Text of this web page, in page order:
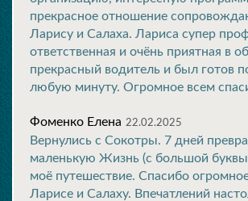
прекрасное отношение
Ларису и Салаха. Лариса супер
ответственная и очёнь приятная в
прекрасный водитель и был готов
любую минуту. Огромное всем
Фоменко Елена 22.02.2025
Вернулись с Сокотры. 7 дней
маленькую Жизнь (с большой
моё путешествие. Спасибо
Ларисе и Салаху. Впечатлений